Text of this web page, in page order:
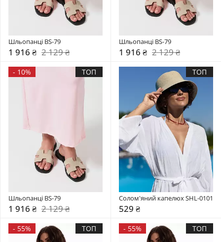
Шльопанці BS-79
1 916 ₴ 2 129 ₴
Шльопанці BS-79
1 916 ₴ 2 129 ₴
- 10% ТОП
Шльопанці BS-79
1 916 ₴ 2 129 ₴
ТОП
Солом'яний капелюх SHL-0101
529 ₴
- 55% ТОП - 55% ТОП